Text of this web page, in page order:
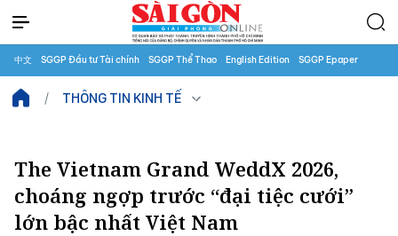
中文 SGGP Đầu tư Tài chính SGGP Thể Thao English Edition SGGP Epaper
THÔNG TIN KINH TẾ
The Vietnam Grand WeddX 2026,
choáng ngợp trước “đại tiệc cưới”
lớn bậc nhất Việt Nam